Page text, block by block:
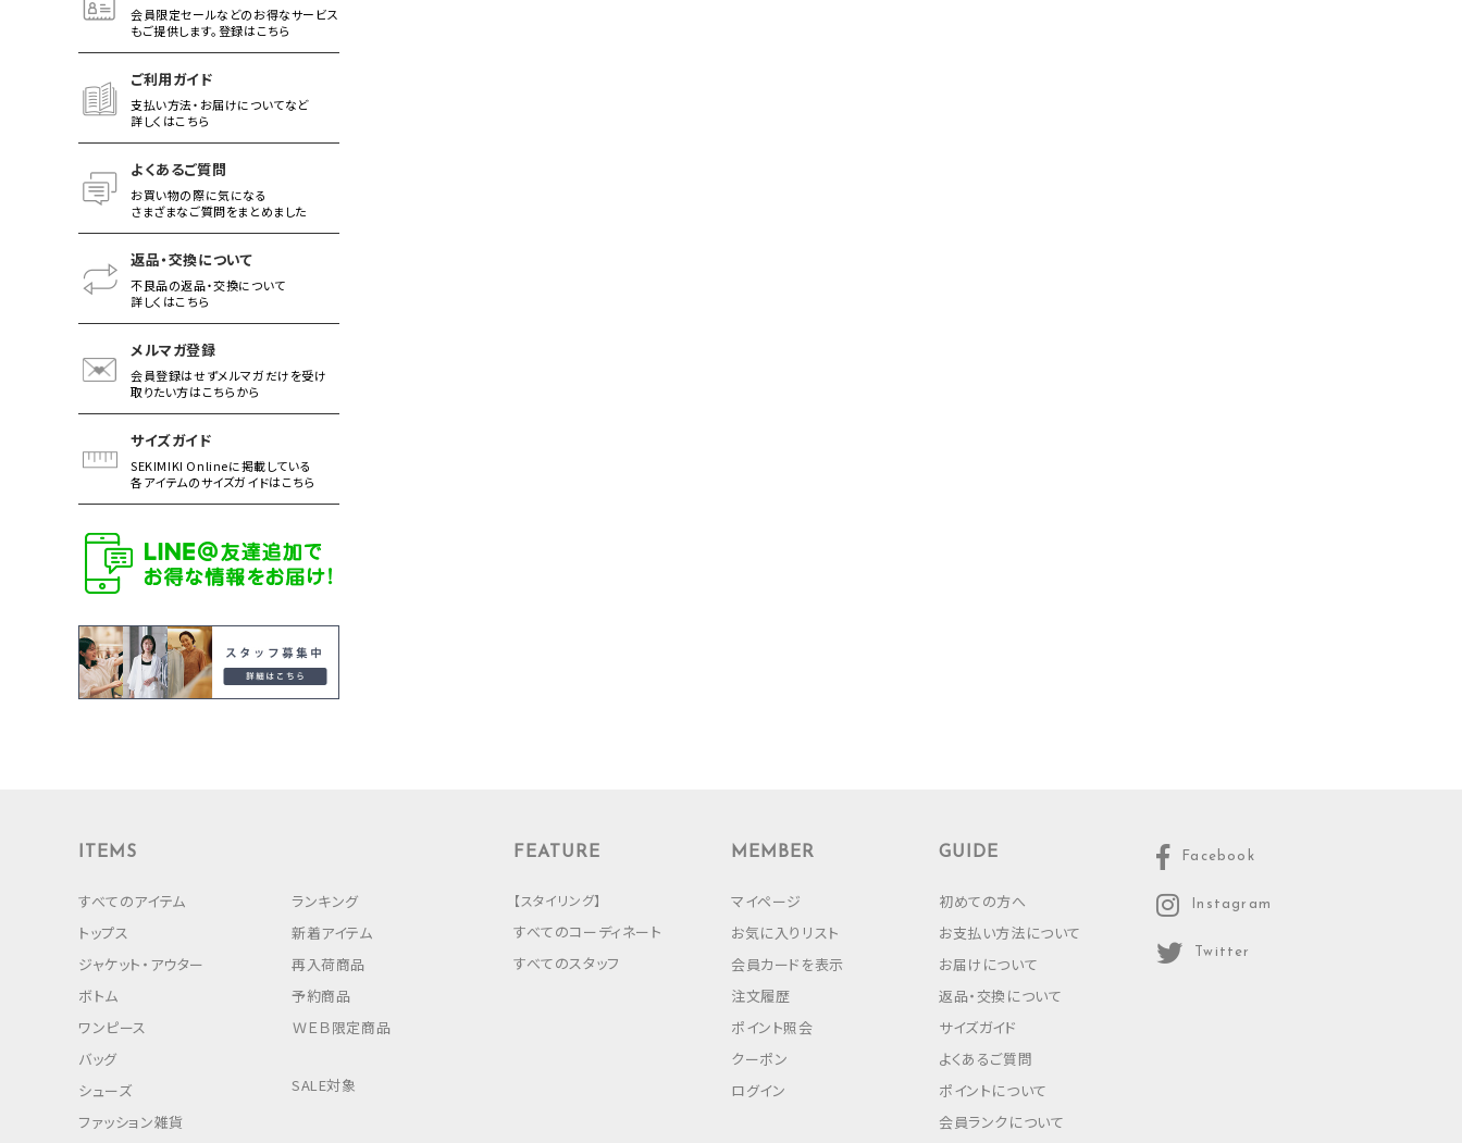
会員限定セールなどのお得なサービス
もご提供します。登録はこちら
ご利用ガイド
支払い方法・お届けについてなど
詳しくはこちら
よくあるご質問
お買い物の際に気になる
さまざまなご質問をまとめました
返品・交換について
不良品の返品・交換について
詳しくはこちら
メルマガ登録
会員登録はせずメルマガだけを受け
取りたい方はこちらから
サイズガイド
SEKIMIKI Onlineに掲載している
各アイテムのサイズガイドはこちら
ITEMS
すべてのアイテム
トップス
ジャケット・アウター
ボトム
ワンピース
バッグ
シューズ
ファッション雑貨
ランキング
新着アイテム
再入荷商品
予約商品
ＷＥＢ限定商品
SALE対象
FEATURE
【スタイリング】
すべてのコーディネート
すべてのスタッフ
MEMBER
マイページ
お気に入りリスト
会員カードを表示
注文履歴
ポイント照会
クーポン
ログイン
GUIDE
初めての方へ
お支払い方法について
お届けについて
返品・交換について
サイズガイド
よくあるご質問
ポイントについて
会員ランクについて
Facebook
Instagram
Twitter